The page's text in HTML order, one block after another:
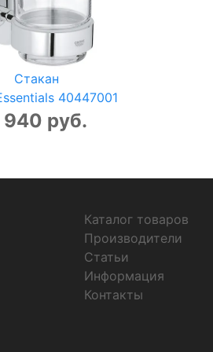
Стакан
40447001
940 руб.
Каталог товаров
Производители
Статьи
Информация
Контакты